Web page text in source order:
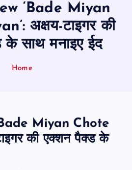
‘Bade Miyan
अक्षय-टाइगर की
के साथ मनाइए ईद
Home
Miyan Chote
की एक्शन पैक्ड के